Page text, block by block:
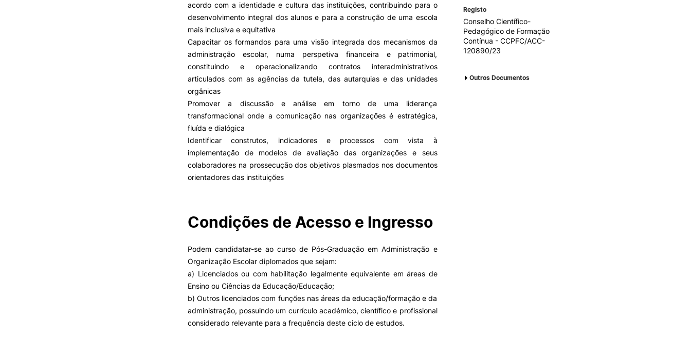
Missão e objetivos
Podcast “Quintas Académicas
Cartão Alumni
Portal de Emprego
PROJETOS PRR
Impulso Jovens STEAM e
Farm4Future
UPCoimbra+Sucesso
Pedagógica
EVENTOS
acordo com a identidade e cultura das instituições, contribuindo para o
desenvolvimento integral dos alunos e para a construção de uma escola
mais inclusiva e equitativa
Capacitar os formandos para uma visão integrada dos mecanismos da
administração escolar, numa perspetiva financeira e patrimonial,
constituindo e operacionalizando contratos interadministrativos
articulados com as agências da tutela, das autarquias e das unidades
orgânicas
Promover a discussão e análise em torno de uma liderança
transformacional onde a comunicação nas organizações é estratégica,
fluída e dialógica
Identificar construtos, indicadores e processos com vista à
implementação de modelos de avaliação das organizações e seus
colaboradores na prossecução dos objetivos plasmados nos documentos
orientadores das instituições
Condições de Acesso e Ingresso
Podem candidatar-se ao curso de Pós-Graduação em Administração e
Organização Escolar diplomados que sejam:
a) Licenciados ou com habilitação legalmente equivalente em áreas de
Ensino ou Ciências da Educação/Educação;
b) Outros licenciados com funções nas áreas da educação/formação e da
administração, possuindo um currículo académico, científico e profissional
considerado relevante para a frequência deste ciclo de estudos.
Registo
Conselho Científico-
Pedagógico de Formação
Contínua - CCPFC/ACC-
120890/23
Outros Documentos